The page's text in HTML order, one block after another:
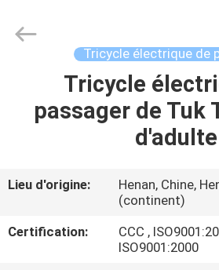
MAISON
AU
DE
Motorcycle
Tricycle électrique de
Tricycle
passager de Tuk
d'adulte
Lieu d'origine:
Henan, Chine,
(continent)
Certification:
CCC ,
ISO9001:2000